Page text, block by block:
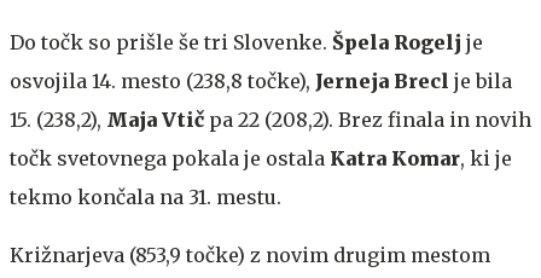
Do točk so prišle še tri Slovenke. Špela Rogelj je
osvojila 14. mesto (238,8 točke), Jerneja Brecl je bila
15. (238,2), Maja Vtič pa 22 (208,2). Brez finala in novih
točk svetovnega pokala je ostala Katra Komar, ki je
tekmo končala na 31. mestu.
Križnarjeva (853,9 točke) z novim drugim mestom